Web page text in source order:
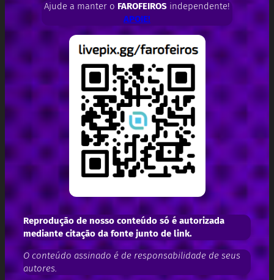
Ajude a manter o FAROFEIROSindependente!
APOIE!
Reprodução de nosso conteúdo só é autorizada
mediante citação da fonte junto de link.
O conteúdo assinado é de responsabilidade de seus
autores.